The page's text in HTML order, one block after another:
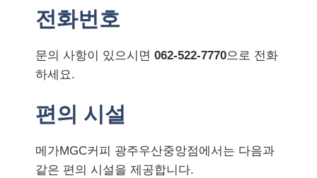
전화번호
문의 사항이 있으시면 062-522-7770으로 전화
하세요.
편의 시설
메가MGC커피 광주우산중앙점에서는 다음과
같은 편의 시설을 제공합니다.